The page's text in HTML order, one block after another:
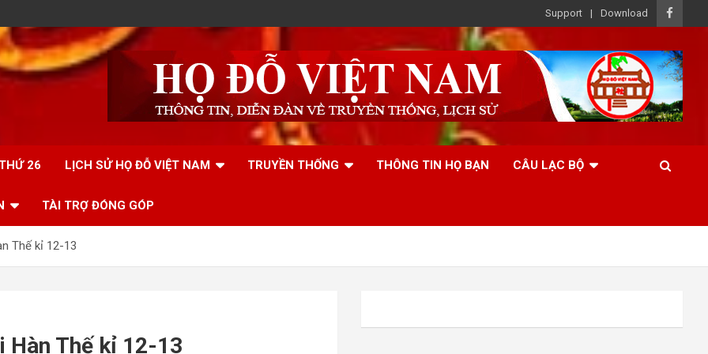
Support Download
26 LỊCH SỬ HỌ ĐỖ VIỆT NAM TRUYỀN THỐNG THÔNG TIN HỌ BẠN CÂU LẠC BỘ
TÀI TRỢ ĐÓNG GÓP
Thế kỉ 12-13
Hàn Thế kỉ 12-13